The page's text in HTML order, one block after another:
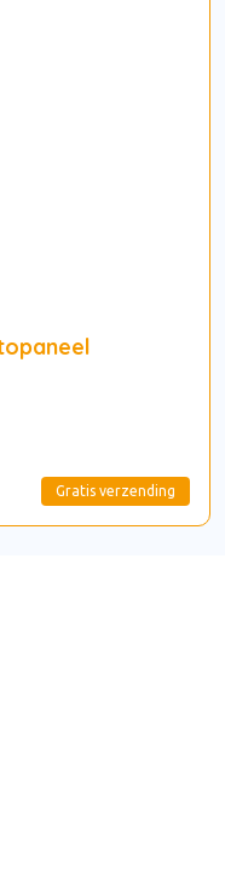
Gratis verzending